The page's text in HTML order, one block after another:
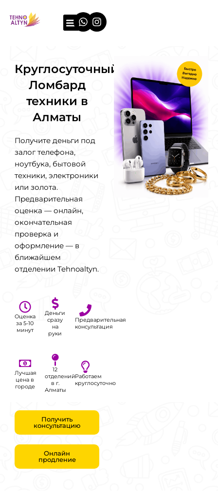
содержимому
Whatsapp
Instagram
Круглосуточный
Ломбард
техники в
Алматы
Получите деньги под
залог телефона,
ноутбука, бытовой
техники, электроники
или золота.
Предварительная
оценка — онлайн,
окончательная
проверка и
оформление — в
ближайшем
отделении Tehnoaltyn.
Оценка
за 5-10
минут
Деньги
сразу
на
руки
Предварительная
консультация
Лучшая
цена в
городе
12
отделений
в г.
Алматы
Работаем
круглосуточно
Получить
консультацию
Онлайн
продление